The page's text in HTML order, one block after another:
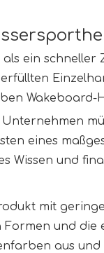
ein schneller
Wakeboard-
eines
und
mit
und die
aus